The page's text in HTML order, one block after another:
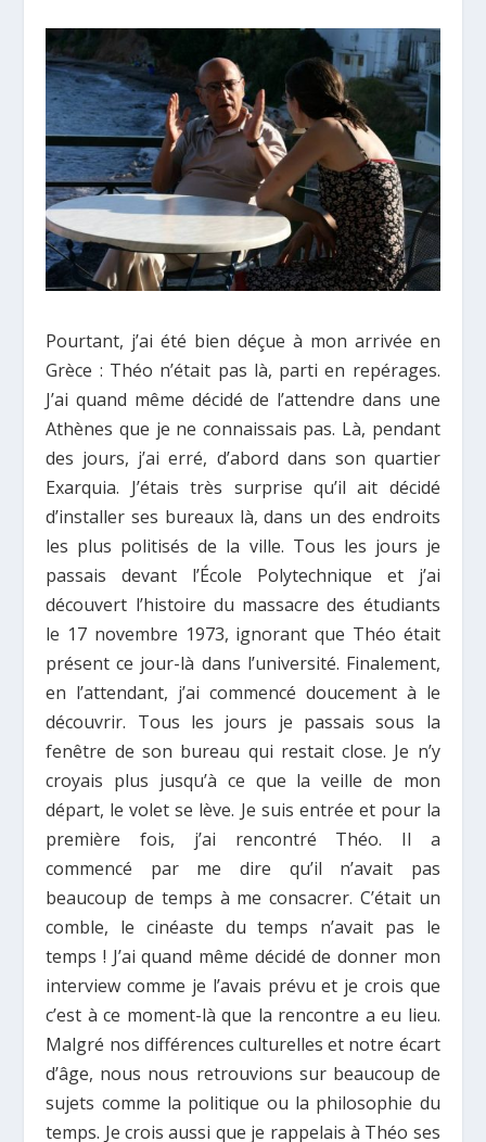
Pourtant, j’ai été bien déçue à mon arrivée en
Grèce : Théo n’était pas là, parti en repérages.
J’ai quand même décidé de l’attendre dans une
Athènes que je ne connaissais pas. Là, pendant
des jours, j’ai erré, d’abord dans son quartier
Exarquia. J’étais très surprise qu’il ait décidé
d’installer ses bureaux là, dans un des endroits
les plus politisés de la ville. Tous les jours je
passais devant l’École Polytechnique et j’ai
découvert l’histoire du massacre des étudiants
le 17 novembre 1973, ignorant que Théo était
présent ce jour-là dans l’université. Finalement,
en l’attendant, j’ai commencé doucement à le
découvrir. Tous les jours je passais sous la
fenêtre de son bureau qui restait close. Je n’y
croyais plus jusqu’à ce que la veille de mon
départ, le volet se lève. Je suis entrée et pour la
première fois, j’ai rencontré Théo. Il a
commencé par me dire qu’il n’avait pas
beaucoup de temps à me consacrer. C’était un
comble, le cinéaste du temps n’avait pas le
temps ! J’ai quand même décidé de donner mon
interview comme je l’avais prévu et je crois que
c’est à ce moment-là que la rencontre a eu lieu.
Malgré nos différences culturelles et notre écart
d’âge, nous nous retrouvions sur beaucoup de
sujets comme la politique ou la philosophie du
temps. Je crois aussi que je rappelais à Théo ses